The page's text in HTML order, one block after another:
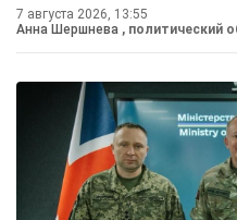
7 августа 2026, 13:55
Анна Шершнева , политический